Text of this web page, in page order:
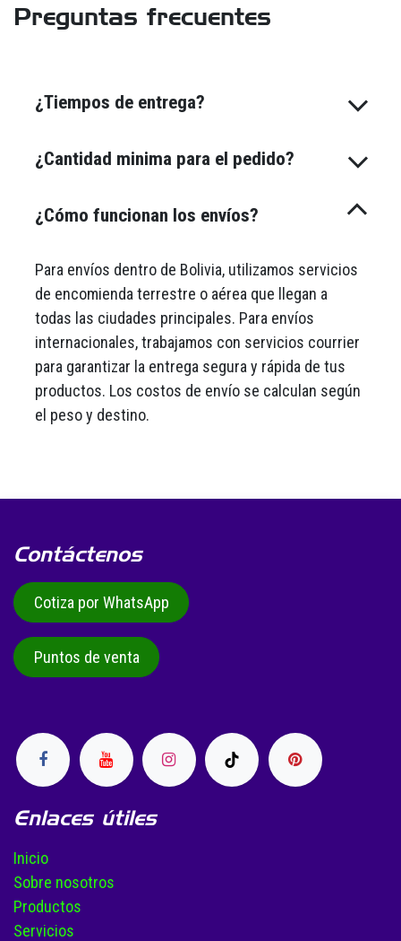
Preguntas frecuentes
¿Tiempos de entrega?
¿Cantidad minima para el pedido?
¿Cómo funcionan los envíos?
Para envíos dentro de Bolivia, utilizamos servicios
de encomienda terrestre o aérea que llegan a
todas las ciudades principales. Para envíos
internacionales, trabajamos con servicios courrier
para garantizar la entrega segura y rápida de tus
productos. Los costos de envío se calculan según
el peso y destino.
Enlaces útiles
Inicio
Sobre nosotros
Productos
Servicios
Contáctenos
Cotiza por WhatsApp
Puntos de venta